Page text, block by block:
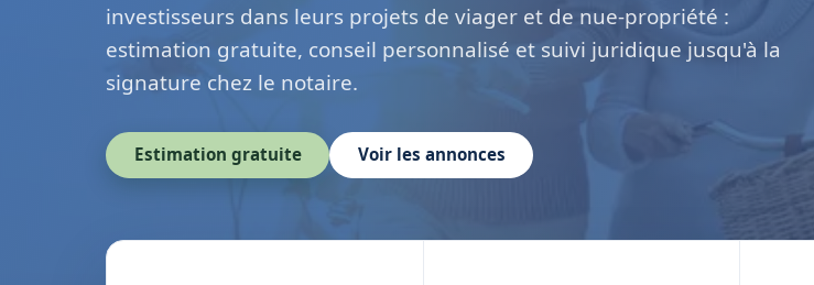
investisseurs dans leurs projets de viager et de nue-propriété :
estimation gratuite, conseil personnalisé et suivi juridique jusqu'à la
signature chez le notaire.
Estimation gratuite Voir les annonces